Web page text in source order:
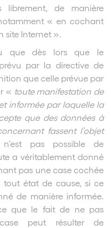
librement, de manière
« en cochant
site Internet ».
que dès lors que le
par la directive de
que celle prévue par
« toute manifestation de
informée par laquelle la
que des données à
fassent l’objet
pas possible de
a véritablement donné
pas une case cochée
état de cause, si ce
de manière informée.
que le fait de ne pas
peut résulter de